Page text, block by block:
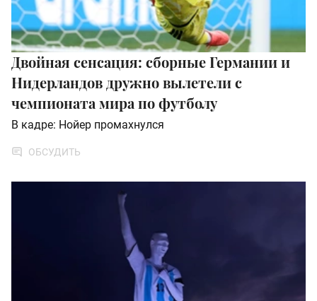
Двойная сенсация: сборные Германии и
Нидерландов дружно вылетели с
чемпионата мира по футболу
В кадре: Нойер промахнулся
ОБСУДИТЬ